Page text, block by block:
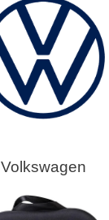
Volkswagen